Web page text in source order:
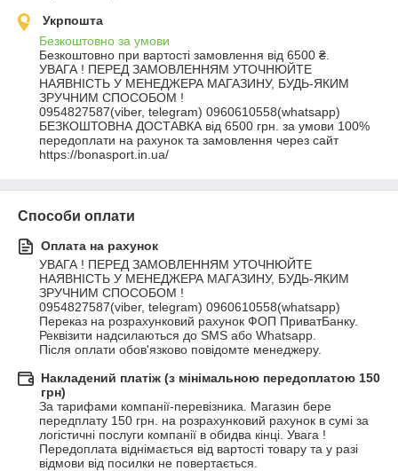
Укрпошта
Безкоштовно за умови
Безкоштовно при вартості замовлення від 6500 ₴.
УВАГА ! ПЕРЕД ЗАМОВЛЕННЯМ УТОЧНЮЙТЕ
НАЯВНІСТЬ У МЕНЕДЖЕРА МАГАЗИНУ, БУДЬ-ЯКИМ
ЗРУЧНИМ СПОСОБОМ !
0954827587(viber, telegram) 0960610558(whatsapp)
БЕЗКОШТОВНА ДОСТАВКА від 6500 грн. за умови 100%
передоплати на рахунок та замовлення через сайт
https://bonasport.in.ua/
Способи оплати
Оплата на рахунок
УВАГА ! ПЕРЕД ЗАМОВЛЕННЯМ УТОЧНЮЙТЕ
НАЯВНІСТЬ У МЕНЕДЖЕРА МАГАЗИНУ, БУДЬ-ЯКИМ
ЗРУЧНИМ СПОСОБОМ !
0954827587(viber, telegram) 0960610558(whatsapp)
Переказ на розрахунковий рахунок ФОП ПриватБанку.
Реквізити надсилаються до SMS або Whatsapp.
Після оплати обов'язково повідомте менеджеру.
Накладений платіж (з мінімальною передоплатою 150
грн)
За тарифами компанії-перевізника. Магазин бере
передплату 150 грн. на розрахунковий рахунок в сумі за
логістичні послуги компанії в обидва кінці. Увага !
Передоплата віднімається від вартості товару та у разі
відмови від посилки не повертається.